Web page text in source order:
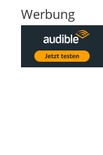
Werbung